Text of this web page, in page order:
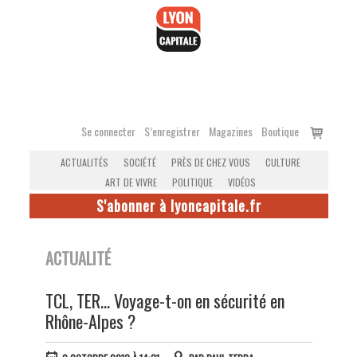
Se connecter S’enregistrer Magazines Boutique
Voir
ACTUALITÉS SOCIÉTÉ PRÈS DE CHEZ VOUS
CULTURE
ART DE VIVRE
POLITIQUE VIDÉOS
S'abonner à lyoncapitale.fr
ACTUALITÉ
TCL, TER… Voyage-t-on en sécurité en
Rhône-Alpes ?